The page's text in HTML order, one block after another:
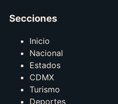
Secciones
Inicio
Nacional
Estados
CDMX
Turismo
Deportes